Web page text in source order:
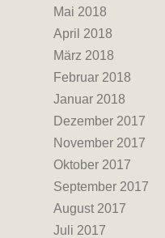
Mai 2018
April 2018
März 2018
Februar 2018
Januar 2018
Dezember 2017
November 2017
Oktober 2017
September 2017
August 2017
Juli 2017